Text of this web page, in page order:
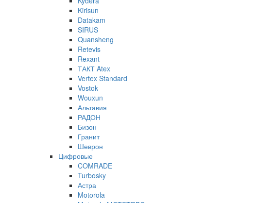
Kirisun
Datakam
SIRUS
Quansheng
Retevis
Rexant
ТАКТ Atex
Vertex Standard
Vostok
Wouxun
Альтавия
РАДОН
Бизон
Гранит
Шеврон
Цифровые
COMRADE
Turbosky
Астра
Motorola